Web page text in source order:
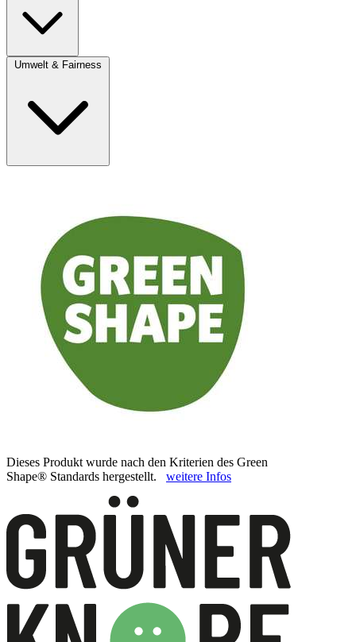
Umwelt & Fairness
Dieses Produkt wurde nach den Kriterien des Green
Shape® Standards hergestellt. weitere Infos